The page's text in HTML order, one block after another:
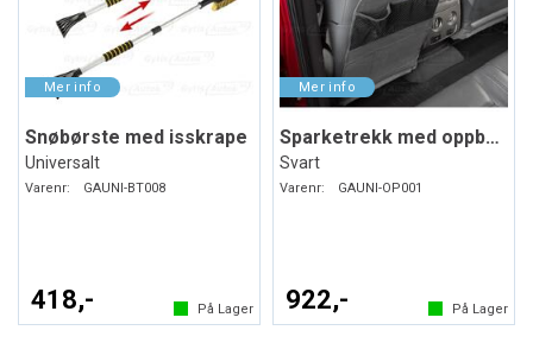
Snøbørste med isskrape
Universalt
Varenr: GAUNI-BT008
418,- På Lager
Sparketrekk med oppbevaring
Svart
Varenr: GAUNI-OP001
922,- På Lager